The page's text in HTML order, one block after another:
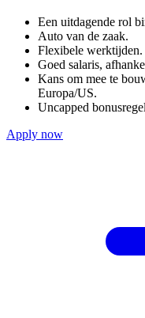
Een uitdagende rol
Auto van de zaak.
Flexibele werktijden.
Goed salaris,
Kans om mee te
Europa/US.
Uncapped
Apply now